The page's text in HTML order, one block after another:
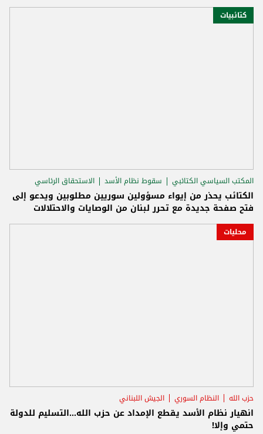
كتائبيات
المكتب السياسي الكتائبي سقوط نظام الأسد الاستحقاق الرئاسي
الكتائب يحذر من إيواء مسؤولين سوريين مطلوبين ويدعو إلى
فتح صفحة جديدة مع تحرر لبنان من الوصايات والاحتلالات
محليات
حزب الله النظام السوري الجيش اللبناني
انهيار نظام الأسد يقطع الإمداد عن حزب الله...التسليم للدولة
حتمي وإلا!